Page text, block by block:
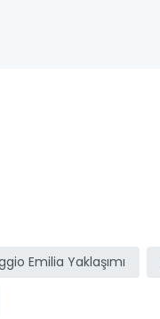
Emilia Yaklaşımı